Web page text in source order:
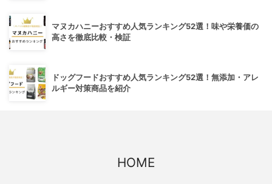
マヌカハニーおすすめ人気ランキング52選！味や栄養価の
高さを徹底比較・検証
ドッグフードおすすめ人気ランキング52選！無添加・アレ
ルギー対策商品を紹介
HOME